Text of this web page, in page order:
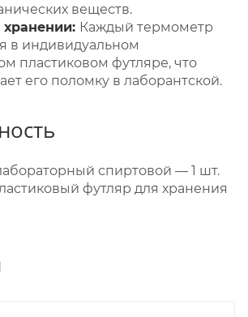
веществ.
Каждый термометр
в индивидуальном
пластиковом футляре, что
его поломку в лаборантской.
спиртовой — 1 шт.
футляр для хранения